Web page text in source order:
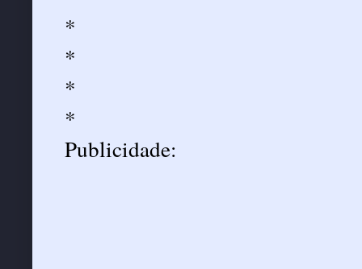
*
*
*
*
Publicidade: